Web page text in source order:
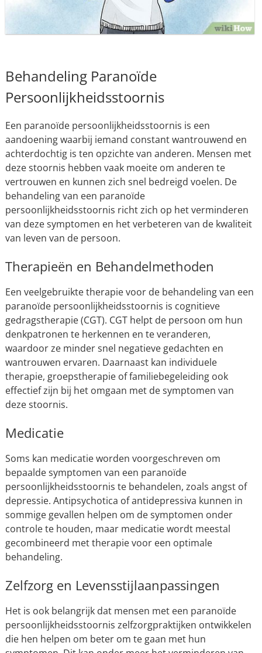
Behandeling Paranoïde
Persoonlijkheidsstoornis
Een paranoïde persoonlijkheidsstoornis is een
aandoening waarbij iemand constant wantrouwend en
achterdochtig is ten opzichte van anderen. Mensen met
deze stoornis hebben vaak moeite om anderen te
vertrouwen en kunnen zich snel bedreigd voelen. De
behandeling van een paranoïde
persoonlijkheidsstoornis richt zich op het verminderen
van deze symptomen en het verbeteren van de kwaliteit
van leven van de persoon.
Therapieën en Behandelmethoden
Een veelgebruikte therapie voor de behandeling van een
paranoïde persoonlijkheidsstoornis is cognitieve
gedragstherapie (CGT). CGT helpt de persoon om hun
denkpatronen te herkennen en te veranderen,
waardoor ze minder snel negatieve gedachten en
wantrouwen ervaren. Daarnaast kan individuele
therapie, groepstherapie of familiebegeleiding ook
effectief zijn bij het omgaan met de symptomen van
deze stoornis.
Medicatie
Soms kan medicatie worden voorgeschreven om
bepaalde symptomen van een paranoïde
persoonlijkheidsstoornis te behandelen, zoals angst of
depressie. Antipsychotica of antidepressiva kunnen in
sommige gevallen helpen om de symptomen onder
controle te houden, maar medicatie wordt meestal
gecombineerd met therapie voor een optimale
behandeling.
Zelfzorg en Levensstijlaanpassingen
Het is ook belangrijk dat mensen met een paranoïde
persoonlijkheidsstoornis zelfzorgpraktijken ontwikkelen
die hen helpen om beter om te gaan met hun